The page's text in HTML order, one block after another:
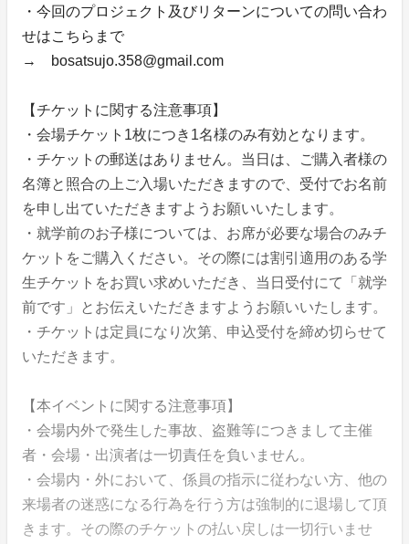
・今回のプロジェクト及びリターンについての問い合わ
せはこちらまで
→ bosatsujo.358@gmail.com
【チケットに関する注意事項】
・会場チケット1枚につき1名様のみ有効となります。
・チケットの郵送はありません。当日は、ご購入者様の
名簿と照合の上ご入場いただきますので、受付でお名前
を申し出ていただきますようお願いいたします。
・就学前のお子様については、お席が必要な場合のみチ
ケットをご購入ください。その際には割引適用のある学
生チケットをお買い求めいただき、当日受付にて「就学
前です」とお伝えいただきますようお願いいたします。
・チケットは定員になり次第、申込受付を締め切らせて
いただきます。
【本イベントに関する注意事項】
・会場内外で発生した事故、盗難等につきまして主催
者・会場・出演者は一切責任を負いません。
・会場内・外において、係員の指示に従わない方、他の
来場者の迷惑になる行為を行う方は強制的に退場して頂
きます。その際のチケットの払い戻しは一切行いませ